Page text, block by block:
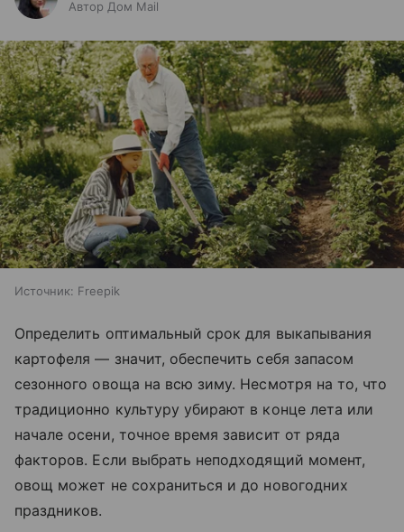
Автор Дом Mail
Источник: Freepik
Определить оптимальный срок для выкапывания
картофеля — значит, обеспечить себя запасом
сезонного овоща на всю зиму. Несмотря на то, что
традиционно культуру убирают в конце лета или
начале осени, точное время зависит от ряда
факторов. Если выбрать неподходящий момент,
овощ может не сохраниться и до новогодних
праздников.